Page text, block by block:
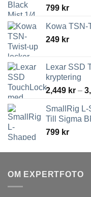
799 kr
Kowa TSN-
249 kr
Lexar SSD
kryptering
2,449 kr –
SmallRig L-
Till Sigma
799 kr
OM EXPERTFOTO